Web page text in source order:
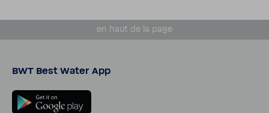
en haut de la page
BWT Best Water App